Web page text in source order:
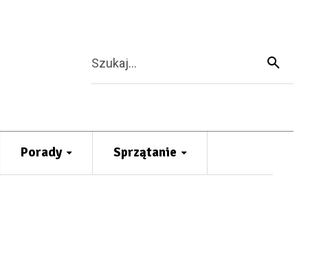
Szukaj...
Porady Sprzątanie